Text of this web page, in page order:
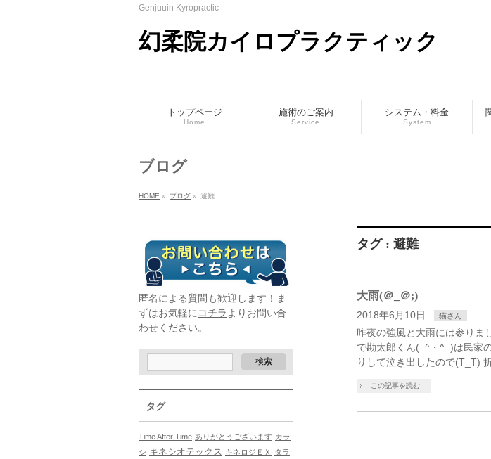
Genjuuin Kyropractic
幻柔院カイロプラクティック
トップページ
Home
施術のご案内
Service
システム・料金
System
ブログ
HOME » ブログ » 避難
タグ : 避難
大雨(＠_＠;)
2018年6月10日 猫さん
昨夜の強風と大雨には参りま
で勘太郎くん(=^・^=)は民家
りして泣き出したので(T_T)
この記事を読む
匿名による質問も歓迎します！ま
ずはお気軽に コチラ よりお問い合
わせください。
タグ
Time After Time ありがとうございます カラ
シ キネシオテックス キネロジＥＸ
タラ